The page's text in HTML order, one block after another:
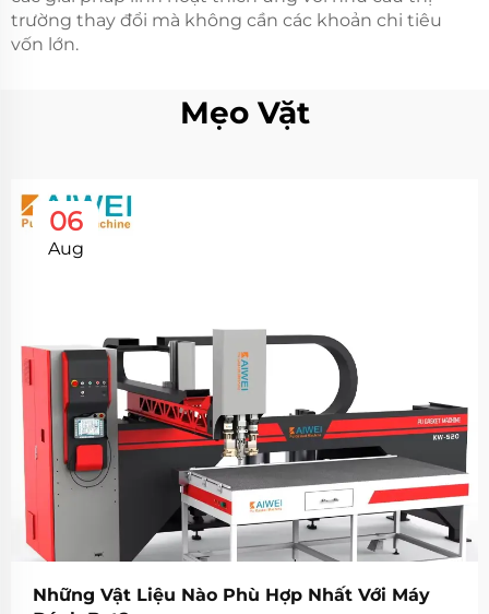
trường thay đổi mà không cần các khoản chi tiêu
vốn lớn.
Mẹo Vặt
06
Aug
Những Vật Liệu Nào Phù Hợp Nhất Với Máy